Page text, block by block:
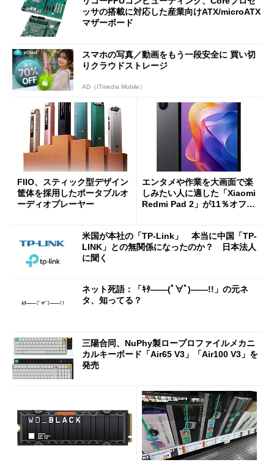
ッサの搭載に対応した産業向けATX/microATX
マザーボード
スマホの写真／動画をもう一段安全に 買い切
りクラウドストレージ
AD（ITmedia Mobile）
FIIO、スティック型デザイン
筐体を採用したポータブルオ
ーディオプレーヤー
エンタメや作業を大画面で楽
しみたい人に適した「Xiaomi
Redmi Pad 2」が11％オフの
米国が本社の「TP-Link」 本当に中国「TP-
LINK」との無関係になったのか？ 日本法人
に聞く
ネット死語：「ｷﾀ――(ﾟ∀ﾟ)――!!」の元ネ
タ、知ってる？
三陽合同、NuPhy製ロープロファイルメカニ
カルキーボード「Air65 V3」「Air100 V3」を
発売